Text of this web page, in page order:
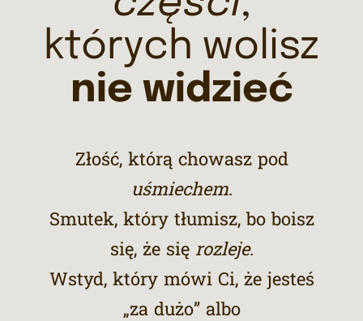
których wolisz
nie widzieć
Złość, którą chowasz pod
uśmiechem.
Smutek, który tłumisz, bo boisz
się, że się rozleje.
Wstyd, który mówi Ci, że jesteś
„za dużo” albo